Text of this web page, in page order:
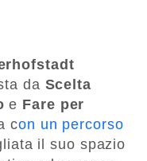
da Scelta
e Fare per
con un percorso
il suo spazio